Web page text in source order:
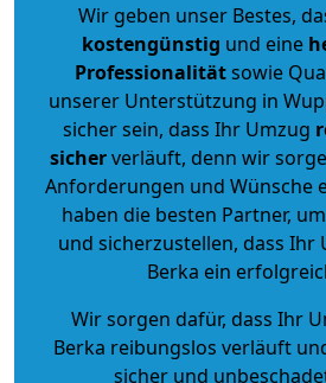
Wir geben unser Bestes,
kostengünstig und eine
Professionalitätsowie
unserer Unterstützung in
sicher sein, dass Ihr Umzug
sicherverläuft, denn wir
Anforderungen und Wünsche
haben die besten Partner,
und sicherzustellen, dass Ihr
Berka ein
Wir sorgen dafür, dass Ihr
Berka reibungslos verläuft
sicher und